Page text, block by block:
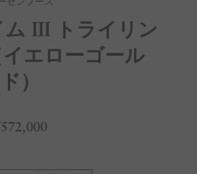
センブース
ム III トライリン
エローゴール
ド）